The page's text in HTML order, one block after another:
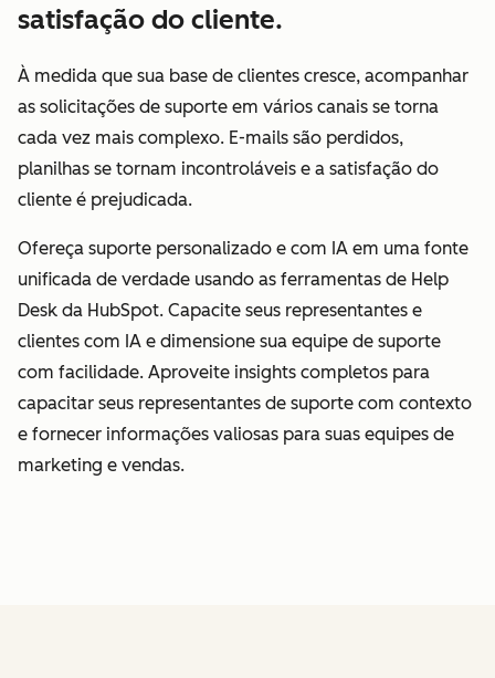
satisfação do cliente.
À medida que sua base de clientes cresce, acompanhar
as solicitações de suporte em vários canais se torna
cada vez mais complexo. E-mails são perdidos,
planilhas se tornam incontroláveis e a satisfação do
cliente é prejudicada.
Ofereça suporte personalizado e com IA em uma fonte
unificada de verdade usando as ferramentas de Help
Desk da HubSpot. Capacite seus representantes e
clientes com IA e dimensione sua equipe de suporte
com facilidade. Aproveite insights completos para
capacitar seus representantes de suporte com contexto
e fornecer informações valiosas para suas equipes de
marketing e vendas.